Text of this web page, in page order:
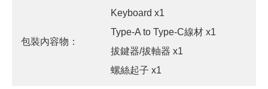
包裝內容物：
Keyboard x1
Type-A to Type-C線材 x1
拔鍵器/拔軸器 x1
螺絲起子 x1